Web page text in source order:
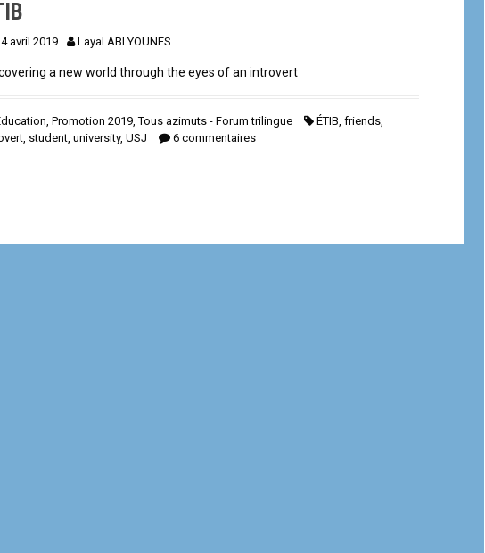
avril 2019 Layal ABI YOUNES
a new world through the eyes of an introvert
,Promotion 2019,Tous azimuts - Forum trilingue ÉTIB,friends,
, student,university,USJ 6 commentaires